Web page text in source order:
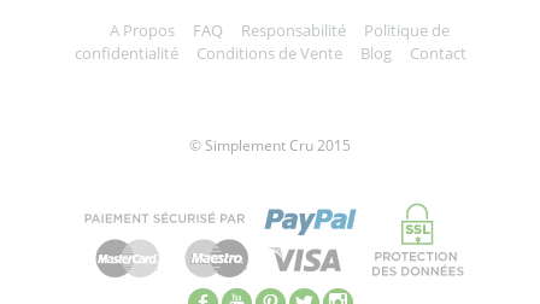
Retrouvez votrebien-êtretout en vous régalant avec
des platssimples, etdélicieux, pour gagner en
A Propos FAQ Responsabilité
Politique de
confidentialité
Conditions de Vente Blog Contact
© Simplement Cru 2015